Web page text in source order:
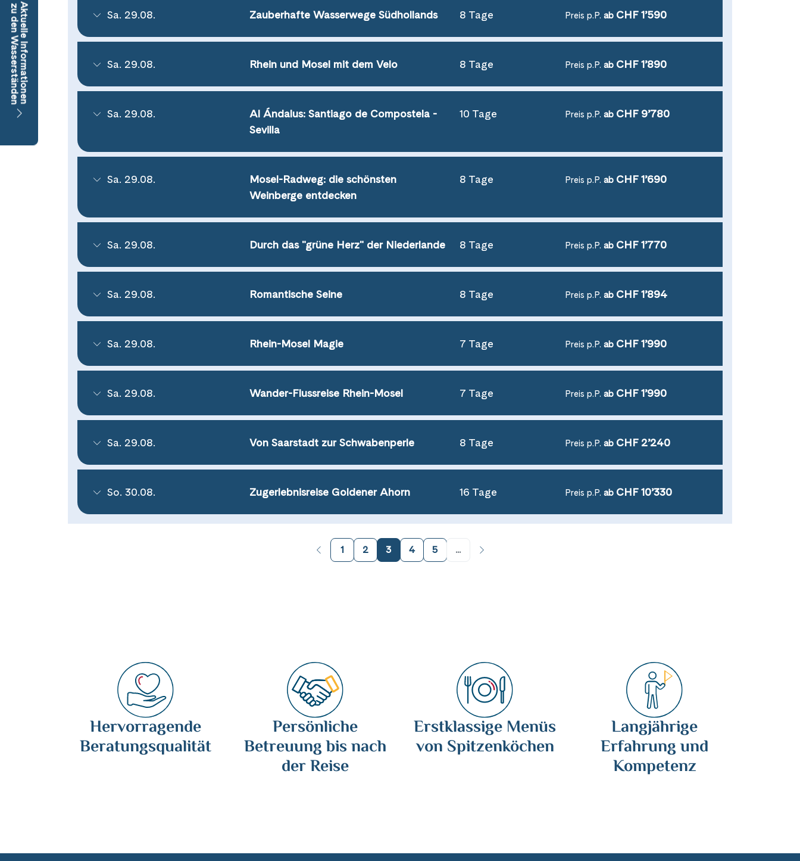
Aktuelle Informationen
zu den Wasserständen Sa. 29.08. Zauberhafte Wasserwege Südhollands 8 Tage Preis p.P. ab CHF 1’590
Sa. 29.08. Rhein und Mosel mit dem Velo 8 Tage Preis p.P. ab CHF 1’890
Sa. 29.08.
Al Ándalus: Santiago de Compostela -
Sevilla
10 Tage Preis p.P. ab CHF 9’780
Sa. 29.08.
Mosel-Radweg: die schönsten
Weinberge entdecken
8 Tage Preis p.P. ab CHF 1’690
Sa. 29.08. Durch das "grüne Herz" der Niederlande 8 Tage Preis p.P. ab CHF 1’770
Sa. 29.08. Romantische Seine 8 Tage Preis p.P. ab CHF 1’894
Sa. 29.08. Rhein-Mosel Magie 7 Tage Preis p.P. ab CHF 1’990
Sa. 29.08. Wander-Flussreise Rhein-Mosel 7 Tage Preis p.P. ab CHF 1’990
Sa. 29.08. Von Saarstadt zur Schwabenperle 8 Tage Preis p.P. ab CHF 2’240
So. 30.08. Zugerlebnisreise Goldener Ahorn 16 Tage Preis p.P. ab CHF 10’330
1 2 3 4 5 ...
Hervorragende
Beratungsqualität
Persönliche
Betreuung bis nach
der Reise
Erstklassige Menüs
von Spitzenköchen
Langjährige
Erfahrung und
Kompetenz